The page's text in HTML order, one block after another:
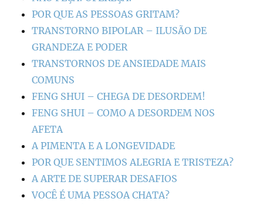
POR QUE AS PESSOAS GRITAM?
TRANSTORNO BIPOLAR – ILUSÃO DE
GRANDEZA E PODER
TRANSTORNOS DE ANSIEDADE MAIS
COMUNS
FENG SHUI – CHEGA DE DESORDEM!
FENG SHUI – COMO A DESORDEM NOS
AFETA
A PIMENTA E A LONGEVIDADE
POR QUE SENTIMOS ALEGRIA E TRISTEZA?
A ARTE DE SUPERAR DESAFIOS
VOCÊ É UMA PESSOA CHATA?